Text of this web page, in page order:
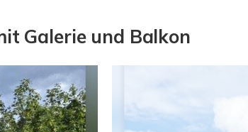
Galerie und Balkon